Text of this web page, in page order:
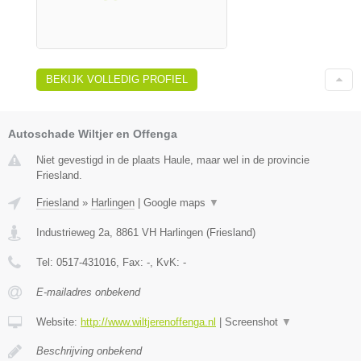
BEKIJK VOLLEDIG PROFIEL
Autoschade Wiltjer en Offenga
Niet gevestigd in de plaats Haule, maar wel in de provincie
Friesland.
Friesland » Harlingen | Google maps ▼
Industrieweg 2a 8861 VH Harlingen (Friesland)
Tel: 0517-431016 , Fax: - , KvK: -
E-mailadres onbekend
Website: http://www.wiltjerenoffenga.nl | Screenshot ▼
Beschrijving onbekend